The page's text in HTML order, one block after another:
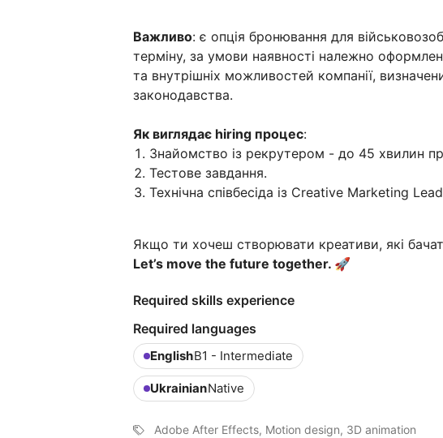
Важливо: є опція бронювання для
терміну, за умови наявності належно
та внутрішніх можливостей компанії,
законодавства.
Як виглядає hiring процес:
Знайомство із рекрутером - до 45 хвилин
Тестове завдання.
Технічна співбесіда із Creative Marketing
Якщо ти хочеш створювати креативи, які
Let’s move the future together. 🚀
Required skills experience
Required languages
EnglishB1 - Intermediate
UkrainianNative
Adobe After Effects, Motion design, 3D animation